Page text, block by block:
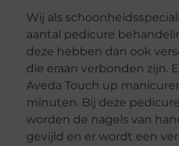
Wij als
aantal pedicure
deze hebben dan ook
die eraan verbonden zijn.
Aveda Touch up
minuten. Bij deze
worden de nagels van
gevijld en er wordt een